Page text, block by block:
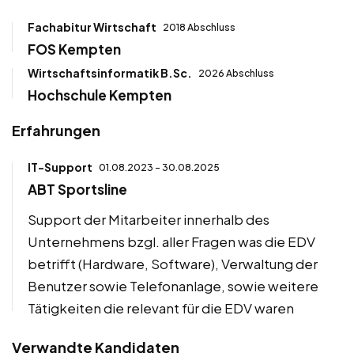
Fachabitur Wirtschaft 2018 Abschluss
FOS Kempten
Wirtschaftsinformatik B.Sc. 2026 Abschluss
Hochschule Kempten
Erfahrungen
IT-Support 01.08.2023 - 30.08.2025
ABT Sportsline
Support der Mitarbeiter innerhalb des
Unternehmens bzgl. aller Fragen was die EDV
betrifft (Hardware, Software), Verwaltung der
Benutzer sowie Telefonanlage, sowie weitere
Tätigkeiten die relevant für die EDV waren
Verwandte Kandidaten